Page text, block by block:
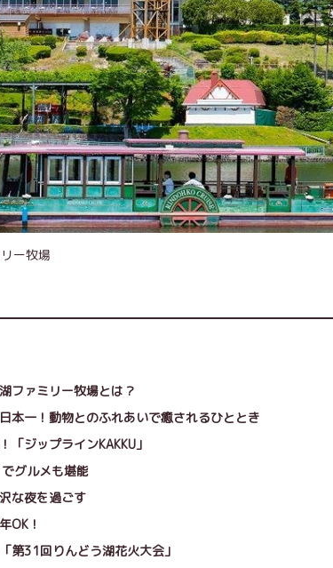
ー牧場
ファミリー牧場とは？
本一！動物とのふれあいで癒されるひととき
「ジップラインKAKKU」
でグルメも堪能
な夜を過ごす
OK！
第31回りんどう湖花火大会」